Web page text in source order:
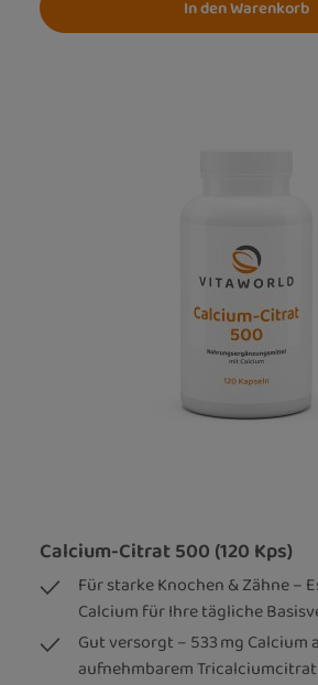
In den Warenkorb
Calcium-Citrat 500 (120 Kps)
Für starke Knochen & Zähne –
Calcium für Ihre tägliche
Gut versorgt – 533 mg Calcium
aufnehmbarem Tricalciumcitrat